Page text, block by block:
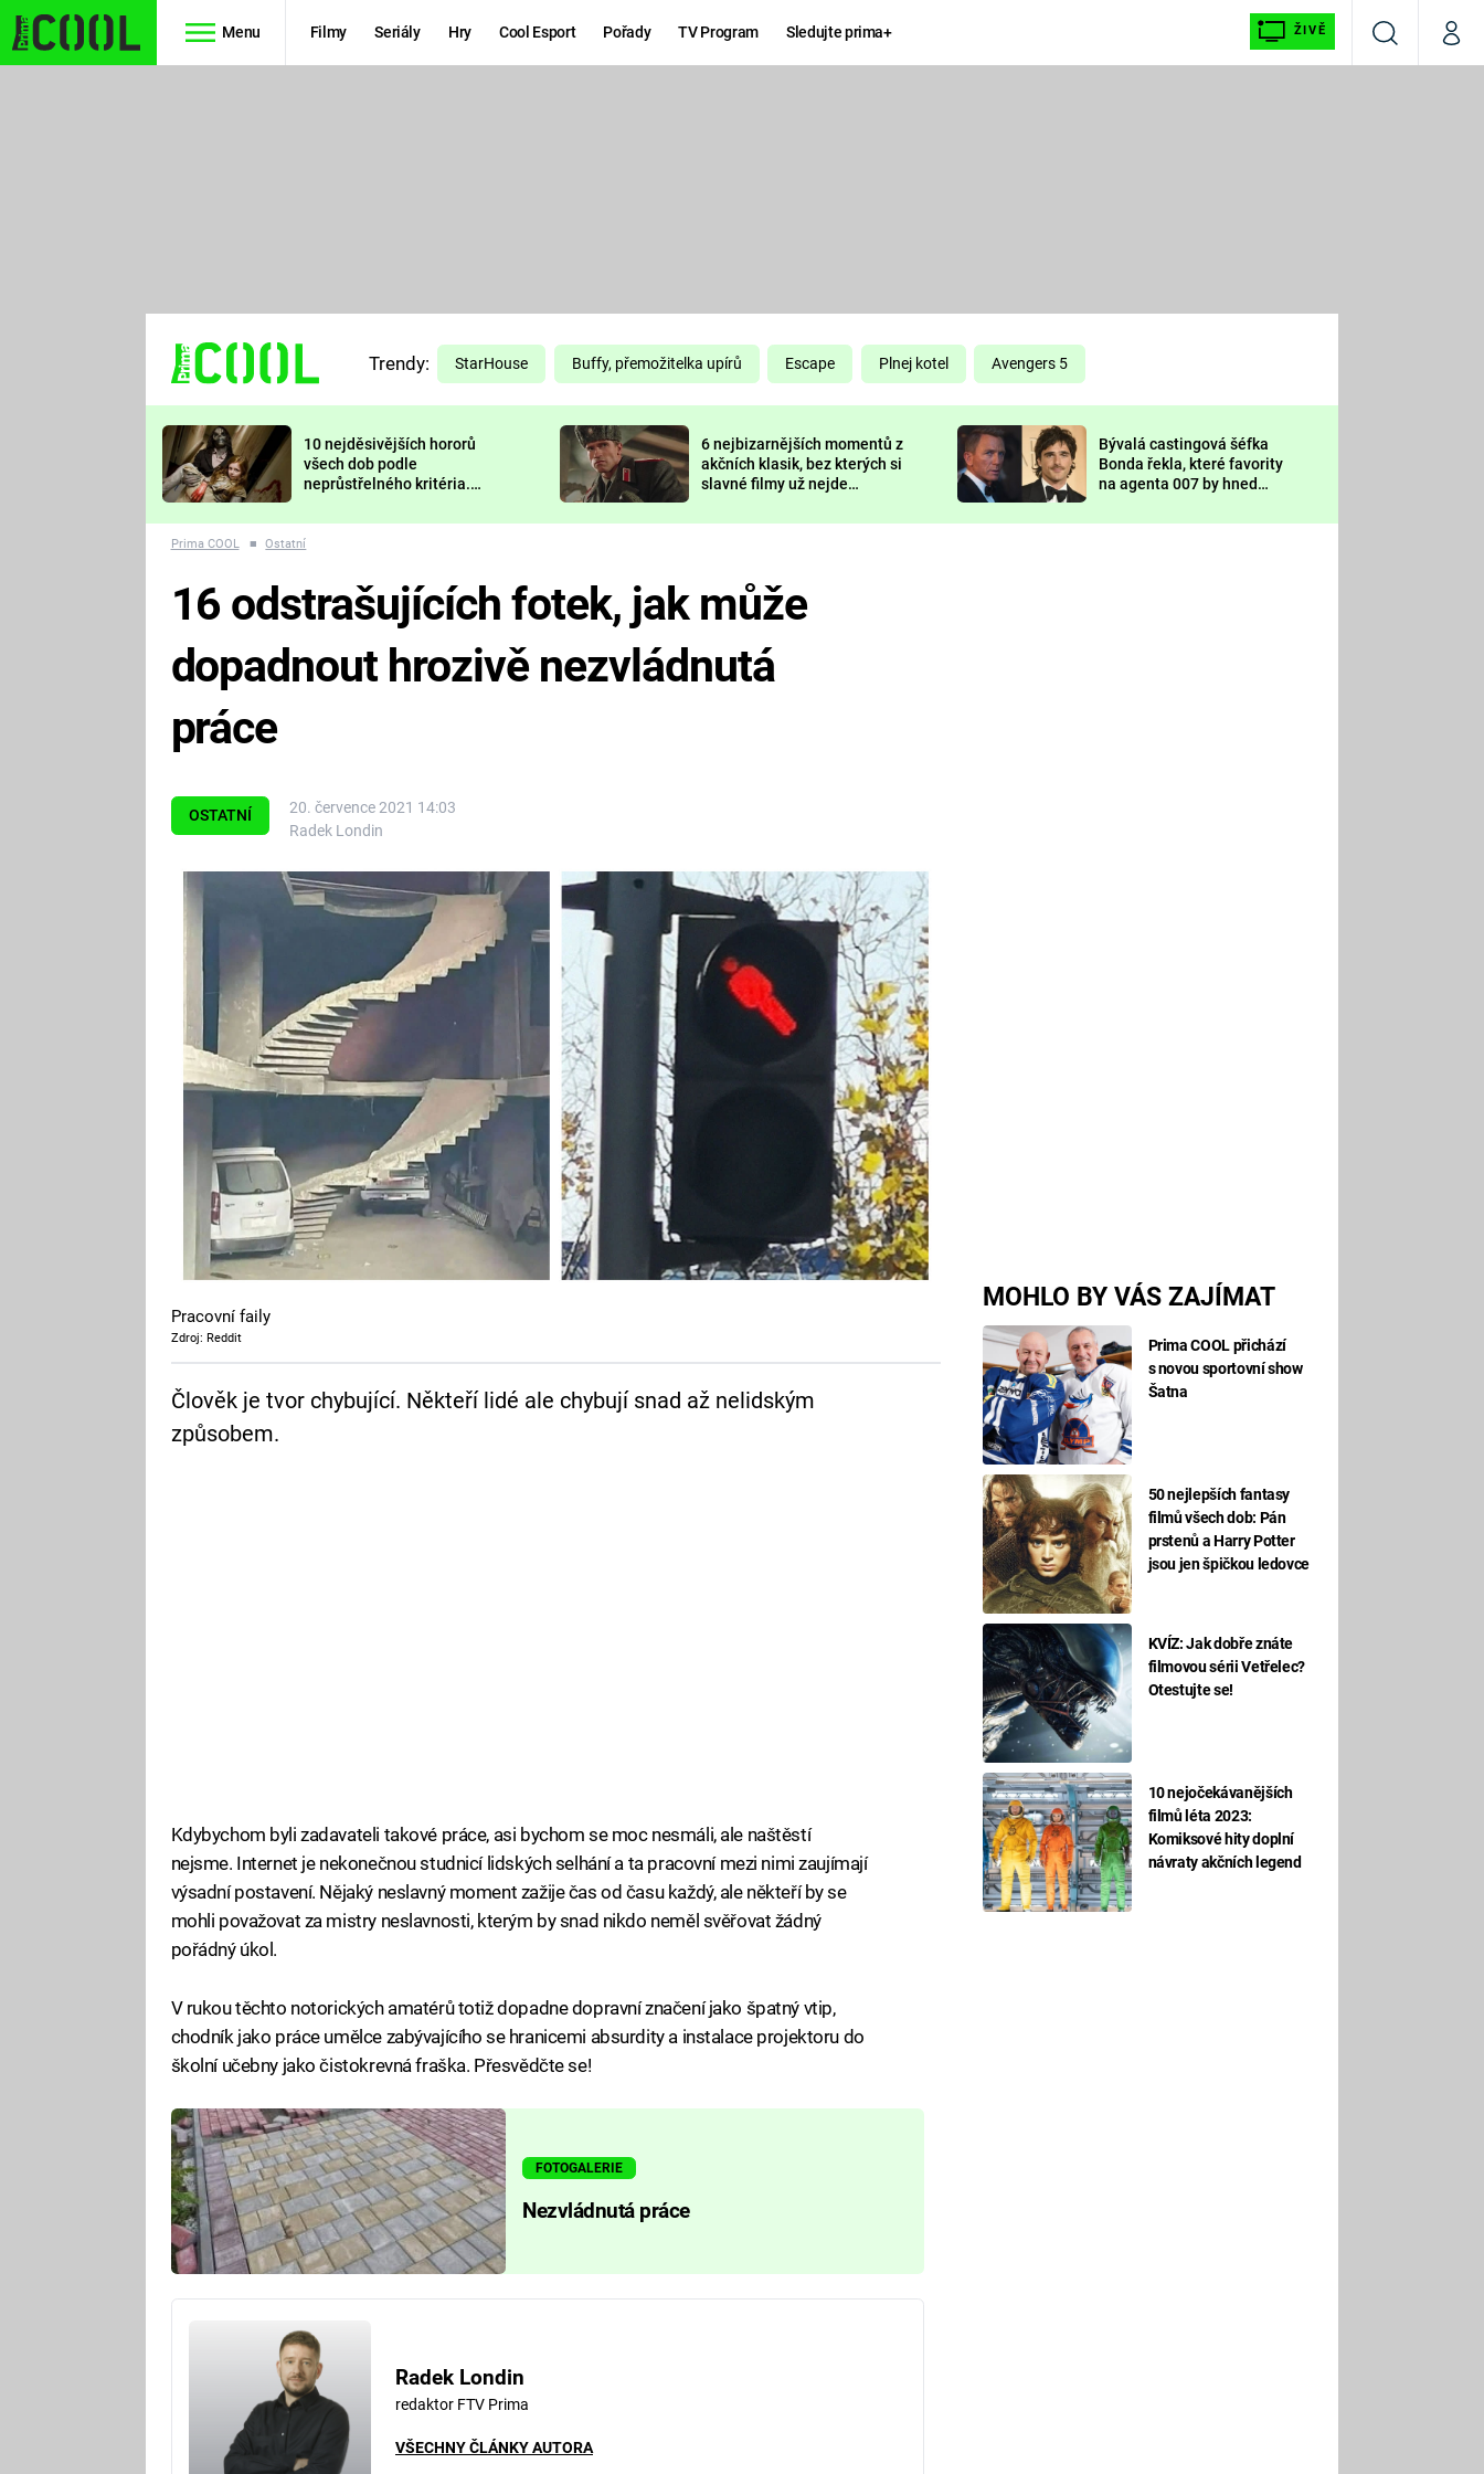
Menu Filmy Seriály Hry Cool Esport Pořady TV Program Sledujte prima+ ŽIVĚ
VyhledáváníMůj
TŘESKU
FUTURAMA
PREDÁTOR
DELIVERANCE
KOMEDIE
CHUCK
NORRIS
DEADPOOL
Prima LAJK
Sledujte nás
Trendy: StarHouse Buffy, přemožitelka upírů Escape Plnej kotel Avengers 5
10 nejděsivějších hororů
všech dob podle
neprůstřelného kritéria.
nejvíc zvednou tep?
6 nejbizarnějších momentů z
akčních klasik, bez kterých si
slavné filmy už nejde
Bývalá castingová šéfka
Bonda řekla, které favority
na agenta 007 by hned
Prima COOL ■ Ostatní
OSTATNÍ
20. července 2021 14:03
Radek Londin
MOHLO BY VÁS ZAJÍMAT
Prima COOL přichází
s novou sportovní show
Šatna
50 nejlepších fantasy
filmů všech dob: Pán
prstenů a Harry Potter
jsou jen špičkou ledovce
KVÍZ: Jak dobře znáte
filmovou sérii Vetřelec?
Otestujte se!
10 nejočekávanějších
filmů léta 2023:
Komiksové hity doplní
návraty akčních legend
16 odstrašujících fotek, jak může
dopadnout hrozivě nezvládnutá
práce
Pracovní faily
Zdroj: Reddit
Člověk je tvor chybující. Někteří lidé ale chybují snad až nelidským
způsobem.
Kdybychom byli zadavateli takové práce, asi bychom se moc nesmáli, ale naštěstí
nejsme. Internet je nekonečnou studnicí lidských selhání a ta pracovní mezi nimi zaujímají
výsadní postavení. Nějaký neslavný moment zažije čas od času každý, ale někteří by se
mohli považovat za mistry neslavnosti, kterým by snad nikdo neměl svěřovat žádný
pořádný úkol.
V rukou těchto notorických amatérů totiž dopadne dopravní značení jako špatný vtip,
chodník jako práce umělce zabývajícího se hranicemi absurdity a instalace projektoru do
školní učebny jako čistokrevná fraška. Přesvědčte se!
FOTOGALERIE
Nezvládnutá práce
Radek Londin
redaktor FTV Prima
VŠECHNY ČLÁNKY AUTORA